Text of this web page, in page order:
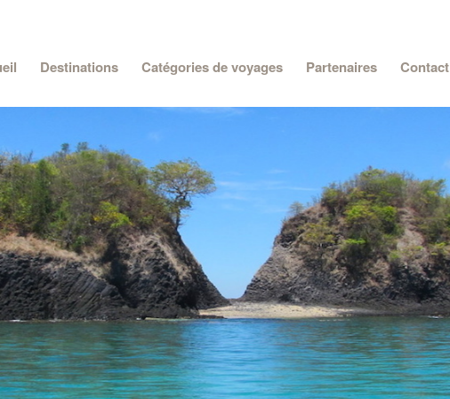
Destinations Catégories de voyages Partenaires Contact